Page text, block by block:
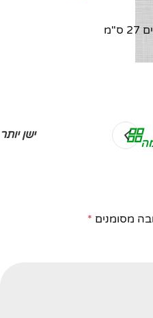
ישן יותר
מסומנים *